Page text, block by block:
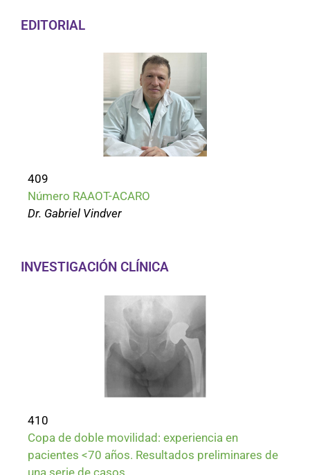
EDITORIAL
409
Número RAAOT-ACARO
Dr. Gabriel Vindver
INVESTIGACIÓN CLÍNICA
410
Copa de doble movilidad: experiencia en
pacientes <70 años. Resultados preliminares de